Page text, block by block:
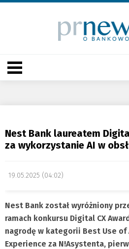
Nest Bank laureatem
za wykorzystanie AI w
19.05.2025 (04:02)
Nest Bank został wyróżniony
ramach konkursu Digital CX
nagrodę w kategorii Best Use of
Experience za N!Asystenta,